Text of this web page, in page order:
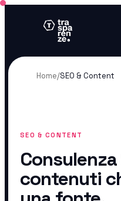
Home/SEO & Content
SEO & CONTENT
Consulenza
contenuti